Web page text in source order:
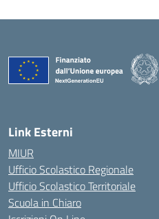
Link Esterni
MIUR
Ufficio Scolastico Regionale
Ufficio Scolastico Territoriale
Scuola in Chiaro